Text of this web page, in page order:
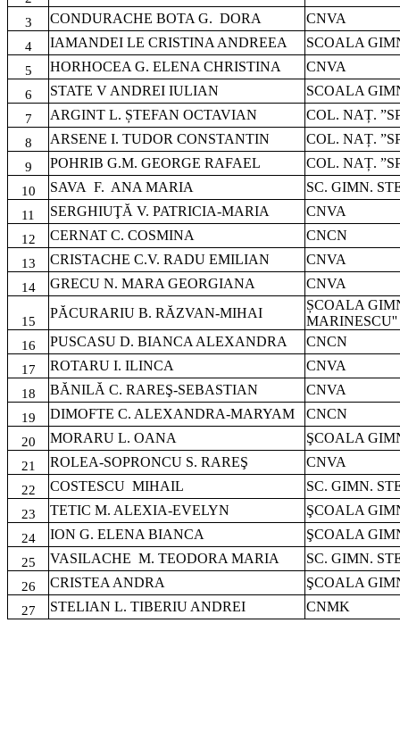
3 CONDURACHE BOTA G. DORA CNVA
4 IAMANDEI LE CRISTINA ANDREEA SCOALA
5 HORHOCEA G. ELENA CHRISTINA CNVA
6 STATE V ANDREI IULIAN SCOALA
7 ARGINT L. ȘTEFAN OCTAVIAN COL. NAȚ.
8 ARSENE I. TUDOR CONSTANTIN COL. NAȚ.
9 POHRIB G.M. GEORGE RAFAEL COL. NAȚ.
10 SAVA F. ANA MARIA SC. GIMN.
11 SERGHIUŢĂ V. PATRICIA-MARIA CNVA
12 CERNAT C. COSMINA CNCN
13 CRISTACHE C.V. RADU EMILIAN CNVA
14 GRECU N. MARA GEORGIANA CNVA
15
PĂCURARIU B. RĂZVAN-MIHAI
ȘCOALA
16 PUSCASU D. BIANCA ALEXANDRA CNCN
17 ROTARU I. ILINCA CNVA
18 BĂNILĂ C. RAREŞ-SEBASTIAN CNVA
19 DIMOFTE C. ALEXANDRA-MARYAM CNCN
20 MORARU L. OANA ŞCOALA
21 ROLEA-SOPRONCU S. RAREŞ CNVA
22 COSTESCU MIHAIL SC. GIMN.
23 TETIC M. ALEXIA-EVELYN ŞCOALA
24 ION G. ELENA BIANCA ŞCOALA
25 VASILACHE M. TEODORA MARIA SC. GIMN.
26 CRISTEA ANDRA ŞCOALA
27 STELIAN L. TIBERIU ANDREI CNMK